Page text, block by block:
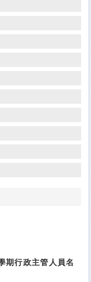
期行政主管人員名